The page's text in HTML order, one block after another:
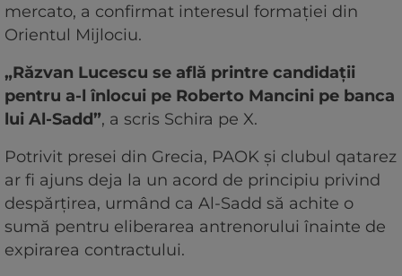
mercato, a confirmat interesul formației din
Orientul Mijlociu.
„Răzvan Lucescu se află printre candidații
pentru a-l înlocui pe Roberto Mancini pe banca
lui Al-Sadd”, a scris Schira pe X.
Potrivit presei din Grecia, PAOK și clubul qatarez
ar fi ajuns deja la un acord de principiu privind
despărțirea, urmând ca Al-Sadd să achite o
sumă pentru eliberarea antrenorului înainte de
expirarea contractului.